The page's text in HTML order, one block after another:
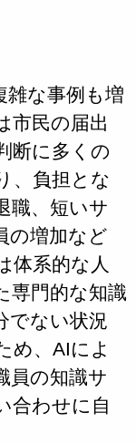
雑な事例も増
市民の届出
断に多くの
、負担とな
職、短いサ
の増加など
体系的な人
専門的な知識
でない状況
め、AIによ
員の知識サ
合わせに自